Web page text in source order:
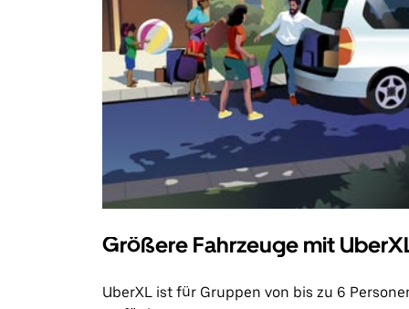
Größere Fahrzeuge mit
UberXL ist für Gruppen von bis zu 6